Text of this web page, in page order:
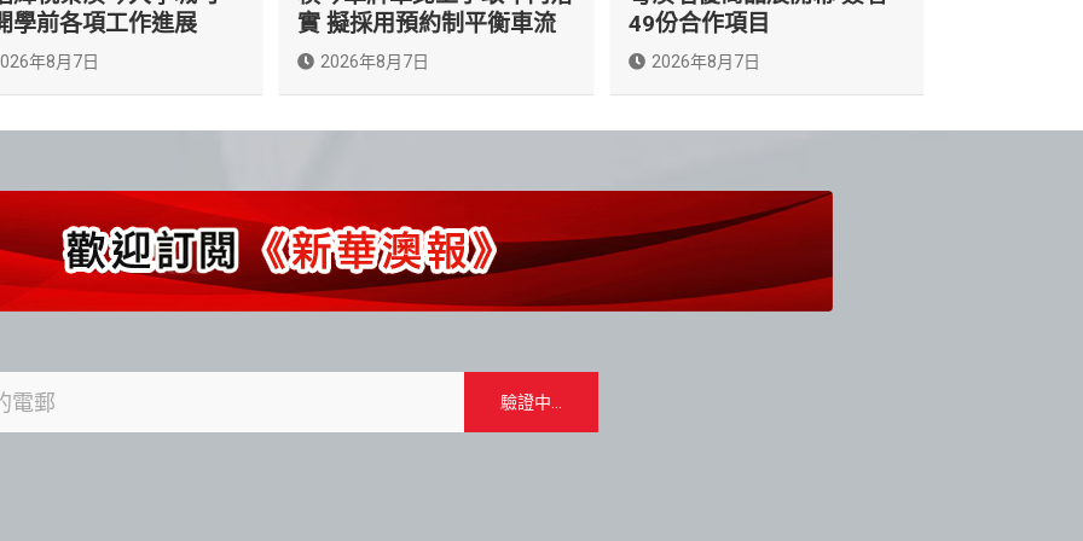
學前各項工作進展
年8月7日
實 擬採用預約制平衡車流
2026年8月7日
49份合作項目
2026年8月7日